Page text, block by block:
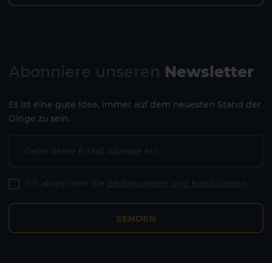
Fuerteventura
Newsletter
Es ist eine gute Idee, immer auf dem neuesten Stand der
Dinge zu sein.
SENDEN